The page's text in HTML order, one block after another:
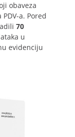
obaveza
a. Pored
70
u
evidenciju